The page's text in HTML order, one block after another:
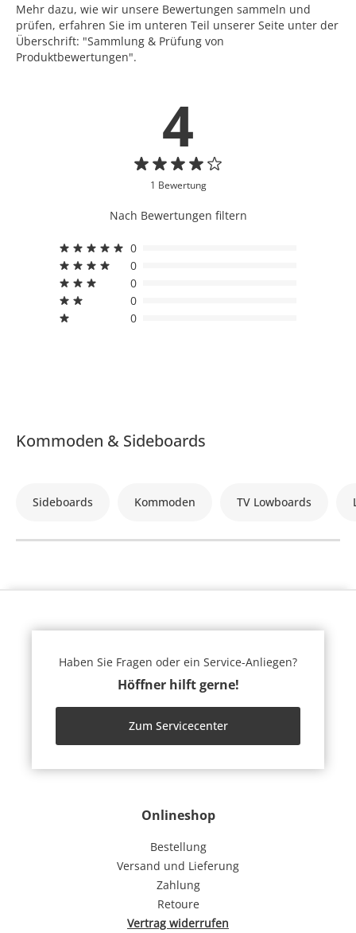
Mehr dazu, wie wir unsere Bewertungen sammeln und
prüfen, erfahren Sie im unteren Teil unserer Seite unter der
Überschrift: "Sammlung & Prüfung von
Produktbewertungen".
4
1 Bewertung
Nach Bewertungen filtern
0
0
0
0
0
Kommoden & Sideboards
Sideboards Kommoden TV Lowboards
Onlineshop
Bestellung
Versand und Lieferung
Zahlung
Retoure
Vertrag widerrufen
Haben Sie Fragen oder ein Service-Anliegen?
Höffner hilft gerne!
Zum Servicecenter